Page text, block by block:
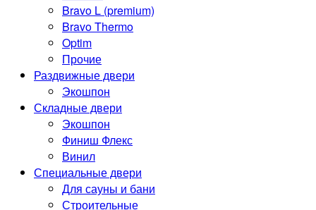
Bravo L (premium)
Bravo Thermo
Optim
Прочие
Раздвижные двери
Экошпон
Складные двери
Экошпон
Финиш Флекс
Винил
Специальные двери
Для сауны и бани
Строительные